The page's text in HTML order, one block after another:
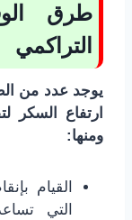
طرق
التراكمي
يوجد عدد من
ارتفاع السكر
ومنها:
القيام
التي